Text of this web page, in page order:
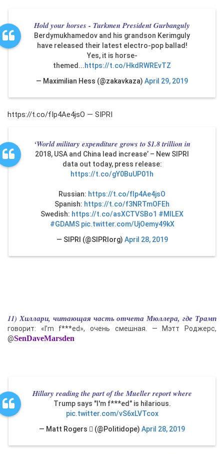
Hold your horses - Turkmen President Gurbanguly
Berdymukhamedov and his grandson Kerimguly
have released their latest electro-pop ballad!
Yes, it is horse-
themed...https://t.co/HkdRWREvTZ
— Maximilian Hess (@zakavkaza) April 29, 2019
https://t.co/fIp4Ae4jsO — SIPRI
‘World military expenditure grows to $1.8 trillion in
2018, USA and China lead increase’ – New SIPRI
data out today, press release:
https://t.co/gY0BuUP01h
Russian: https://t.co/fIp4Ae4jsO
Spanish: https://t.co/f3NRTmOFEh
Swedish: https://t.co/asXCTVSBo1 #MILEX
#GDAMS pic.twitter.com/UjOemy49kX
— SIPRI (@SIPRIorg) April 28, 2019
11) Хиллари, читающая часть отчета Мюллера, где Трамп
говорит: «I’m f***ed», очень смешная. — Мэтт Роджерс,
@SenDaveMarsden
Hillary reading the part of the Mueller report where
Trump says "I'm f***ed" is hilarious.
pic.twitter.com/vS6xLVTcox
— Matt Rogers  (@Politidope) April 28, 2019